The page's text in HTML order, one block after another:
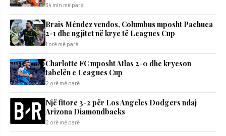
34 min më parë
Brais Méndez vendos, Columbus mposht Pachuca
2-1 dhe ngjitet në krye të Leagues Cup
1 orë më parë
Charlotte FC mposht Atlas 2-0 dhe kryeson
tabelën e Leagues Cup
2 orë më parë
Një fitore 3-2 për Los Angeles Dodgers ndaj
Arizona Diamondbacks
2 orë më parë